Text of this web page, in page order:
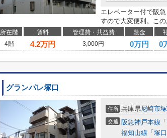
エレベーター付で阪
すので大変便利。この
所在階 賃料 管理費・共益費 敷金
4階
4.2万円 3,000円 0万円 0
グランパレ塚口
住所 兵庫県尼崎市
交通 阪急神戸本線 「
福知山線 「 塚口